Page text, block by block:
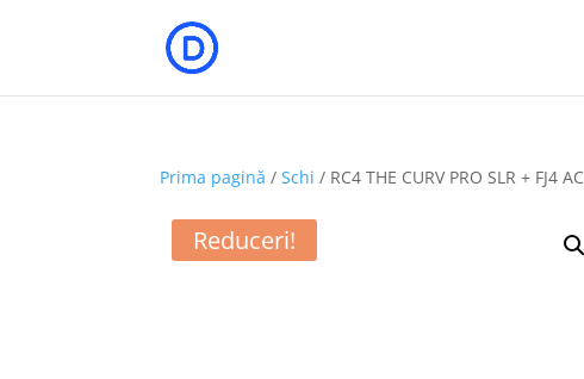
Prima pagină /Schi / RC4 THE CURV PRO SLR + FJ4 AC
Reduceri!